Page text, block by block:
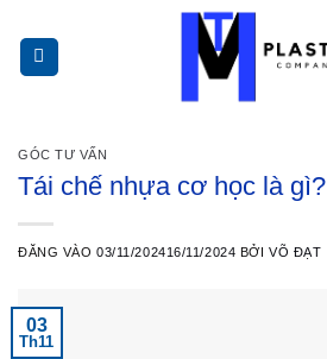
qua
nội
GÓC TƯ VẤN
Tái chế nhựa cơ học là gì?
ĐĂNG VÀO03/11/202416/11/2024 BỞIVÕ ĐẠT
03
Th11